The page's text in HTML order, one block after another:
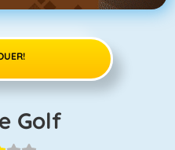
Golf